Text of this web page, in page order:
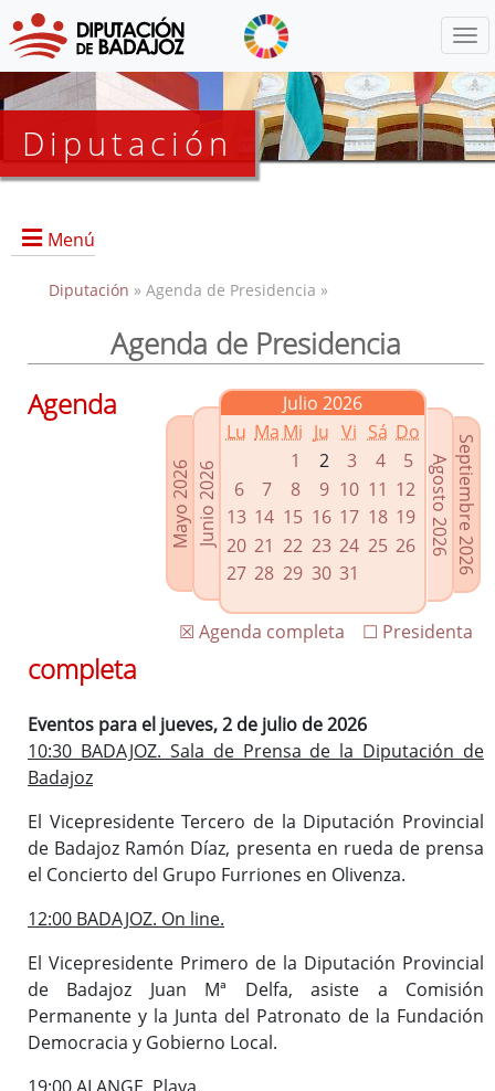
Diputación
Menú
Presidencia
Grupos Políticos
Enlaces relacionados
Agenda de Presidencia
Plenos provinciales y Juntas de gobierno
Oficina de Proyectos Europeos
Diputación » Agenda de Presidencia »
Agenda de Presidencia
Mayo 2026Junio 2026
Julio 2026
Lu Ma Mi Ju Vi Sá Do
1
2 3 4
5
6
7 8 9 10 11 12
13 14 15 16 17 18 19
20 21 22 23 24 25 26
27 28 29 30 31 Septiembre 2026
Agosto 2026
☐ Presidenta
☒ Agenda completa
Agenda
completa
Eventos para el jueves, 2 de julio de 2026
10:30 BADAJOZ. Sala de Prensa de la Diputación de
Badajoz
El Vicepresidente Tercero de la Diputación Provincial
de Badajoz Ramón Díaz, presenta en rueda de prensa
el Concierto del Grupo Furriones en Olivenza.
12:00 BADAJOZ. On line.
El Vicepresidente Primero de la Diputación Provincial
de Badajoz Juan Mª Delfa, asiste a Comisión
Permanente y la Junta del Patronato de la Fundación
Democracia y Gobierno Local.
19:00 ALANGE. Playa.